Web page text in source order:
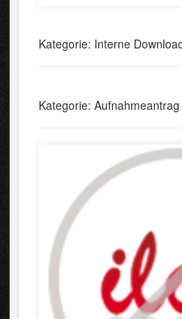
Kategorie: Interne
Kategorie: Aufnahmeantrag